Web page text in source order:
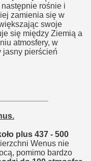
rośnie i
zamienia się w
swoje
się między Ziemią a
atmosfery, w
jasny pierścień
plus 437 - 500
Wenus nie
pomimo bardzo